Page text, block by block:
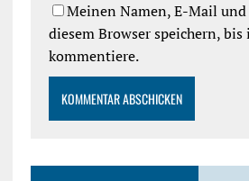
Meinen Namen, E-Mail
diesem Browser speichern, bis
kommentiere.